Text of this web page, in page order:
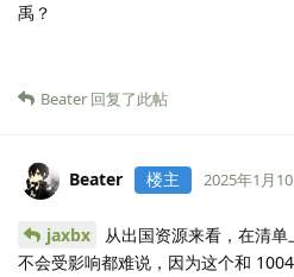
禹？
Beater 回复了此帖
Beater 楼主 2025年1月
jaxbx
从出国资源来看，在清
不会受影响都难说，因为这个和